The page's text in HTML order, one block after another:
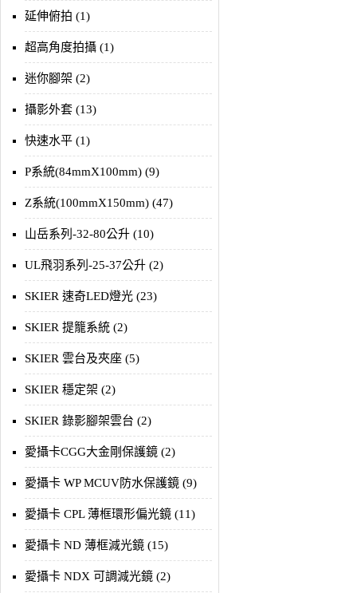
延伸俯拍 (1)
超高角度拍攝 (1)
迷你腳架 (2)
攝影外套 (13)
快速水平 (1)
P系統(84mmX100mm) (9)
Z系統(100mmX150mm) (47)
山岳系列-32-80公升 (10)
UL飛羽系列-25-37公升 (2)
SKIER 速奇LED燈光 (23)
SKIER 提籠系統 (2)
SKIER 雲台及夾座 (5)
SKIER 穩定架 (2)
SKIER 錄影腳架雲台 (2)
愛攝卡CGG大金剛保護鏡 (2)
愛攝卡 WP MCUV防水保護鏡 (9)
愛攝卡 CPL 薄框環形偏光鏡 (11)
愛攝卡 ND 薄框減光鏡 (15)
愛攝卡 NDX 可調減光鏡 (2)